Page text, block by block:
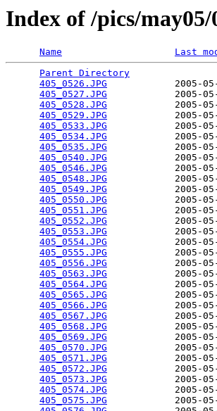
Index of /pics/may05/
Name Last
Parent Directory
405_0526.JPG
2005-
405_0527.JPG
2005-
405_0528.JPG
2005-
405_0529.JPG
2005-
405_0533.JPG
2005-
405_0534.JPG
2005-
405_0535.JPG
2005-
405_0540.JPG
2005-
405_0546.JPG
2005-
405_0548.JPG
2005-
405_0549.JPG
2005-
405_0550.JPG
2005-
405_0551.JPG
2005-
405_0552.JPG
2005-
405_0553.JPG
2005-
405_0554.JPG
2005-
405_0555.JPG
2005-
405_0556.JPG
2005-
405_0563.JPG
2005-
405_0564.JPG
2005-
405_0565.JPG
2005-
405_0566.JPG
2005-
405_0567.JPG
2005-
405_0568.JPG
2005-
405_0569.JPG
2005-
405_0570.JPG
2005-
405_0571.JPG
2005-
405_0572.JPG
2005-
405_0573.JPG
2005-
405_0574.JPG
2005-
405_0575.JPG
2005-